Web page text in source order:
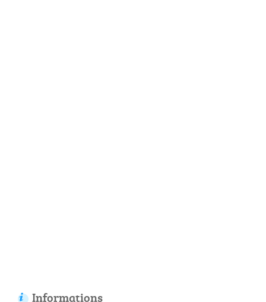
Informations